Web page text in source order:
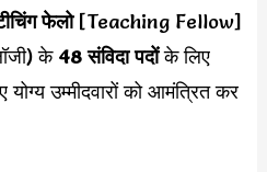
फेलो[Teaching Fellow]
के48 संविदा पदोंके लिए
उम्मीदवारों को आमंत्रित कर